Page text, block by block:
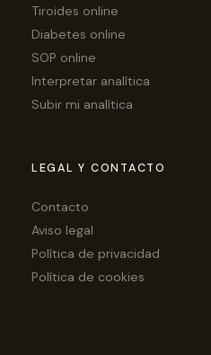
Tiroides online
Diabetes online
SOP online
Interpretar analítica
Subir mi analítica
LEGAL Y CONTACTO
Contacto
Aviso legal
Política de privacidad
Política de cookies